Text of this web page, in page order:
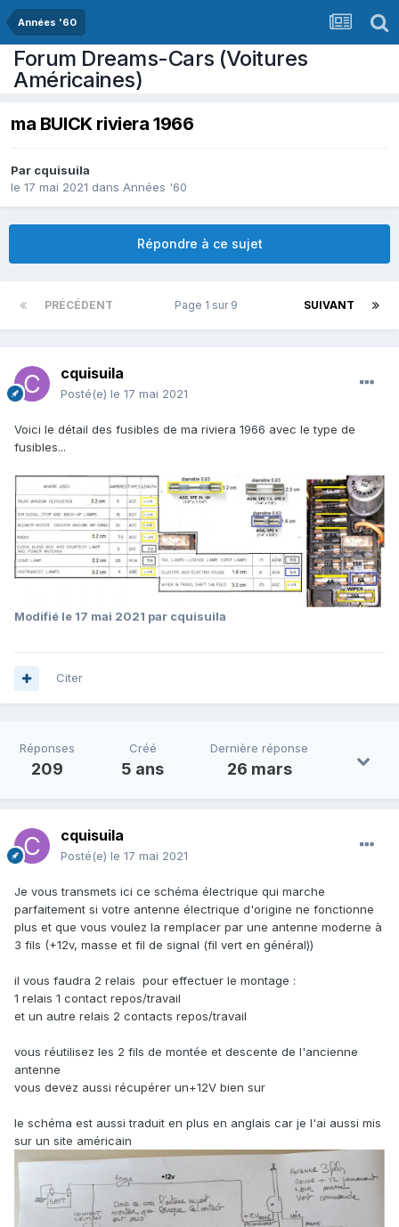
Années '60
Forum Dreams-Cars (Voitures
Américaines)
ma BUICK riviera 1966
Par cquisuila
le 17 mai 2021 dans Années '60
Répondre à ce sujet
PRÉCÉDENT SUIVANT
Page 1 sur 9
cquisuila
Posté(e) le 17 mai 2021
Voici le détail des fusibles de ma riviera 1966 avec le type de
fusibles...
Modifié le 17 mai 2021 par cquisuila
Citer
Réponses
209
Créé
5 ans
Dernière réponse
26 mars
cquisuila
Posté(e) le 17 mai 2021
Je vous transmets ici ce schéma électrique qui marche
parfaitement si votre antenne électrique d'origine ne fonctionne
plus et que vous voulez la remplacer par une antenne moderne à
3 fils (+12v, masse et fil de signal (fil vert en général))
il vous faudra 2 relais pour effectuer le montage :
1 relais 1 contact repos/travail
et un autre relais 2 contacts repos/travail
vous réutilisez les 2 fils de montée et descente de l'ancienne
antenne
vous devez aussi récupérer un+12V bien sur
le schéma est aussi traduit en plus en anglais car je l'ai aussi mis
sur un site américain